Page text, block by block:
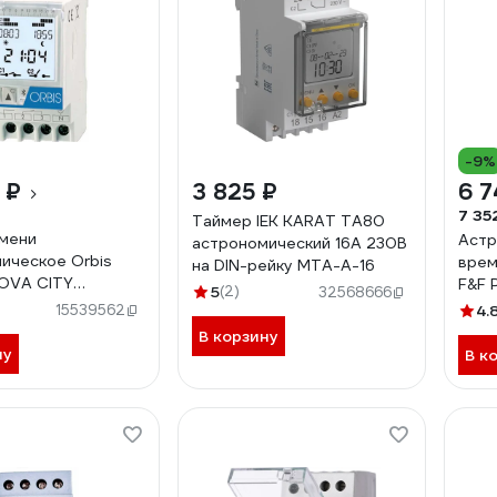
₽
Orbis
CITY
15539562
3 825 ₽
Таймер IEK KARAT ТА80
астрономический 16А 230В
на DIN-рейку MTA-A-16
5(2) 32568666
В корзину
-9%
6
7
F&F
В